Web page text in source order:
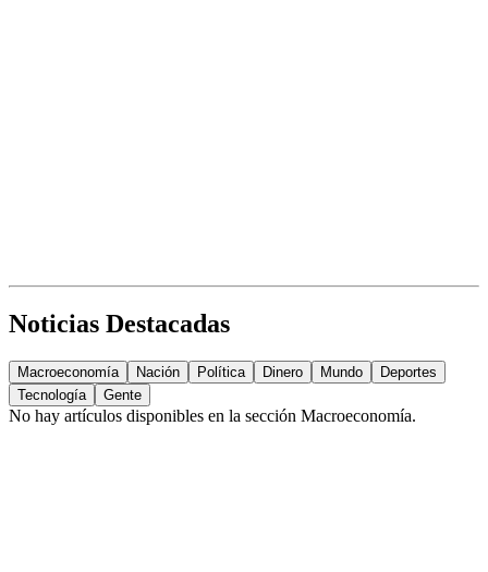
Noticias Destacadas
Macroeconomía Nación Política Dinero Mundo
Deportes
Tecnología
Gente
No hay artículos disponibles en la sección Macroeconomía.